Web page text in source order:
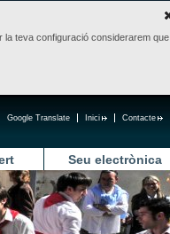
la teva configuració considerarem que
Contacte
Inici
Google Translate
Seu electrònica